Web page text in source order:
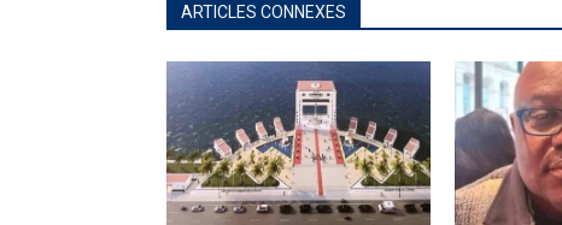
ARTICLES CONNEXES